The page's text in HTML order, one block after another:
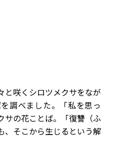
咲くシロツメクサをなが
調べました。「私を思っ
サの花ことば。「復讐（ふ
、そこから生じるという解